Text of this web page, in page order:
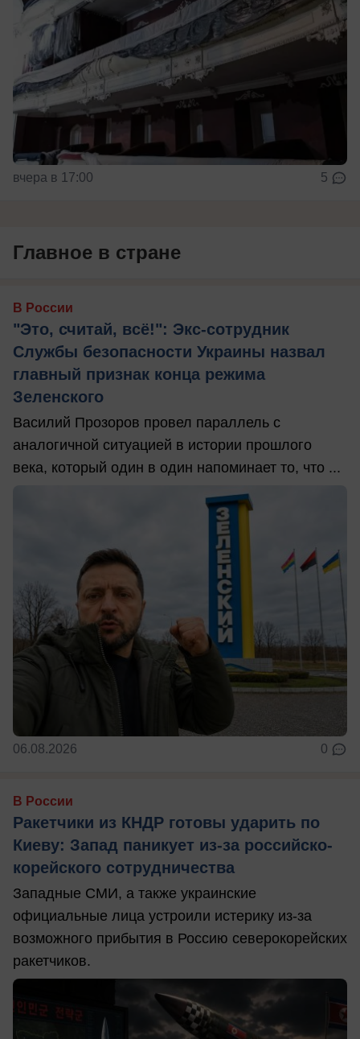
вчера в 17:00 5
Главное в стране
В России
"Это, считай, всё!": Экс-сотрудник
Службы безопасности Украины назвал
главный признак конца режима
Зеленского
Василий Прозоров провел параллель с
аналогичной ситуацией в истории прошлого
века, который один в один напоминает то, что ...
06.08.2026 0
В России
Ракетчики из КНДР готовы ударить по
Киеву: Запад паникует из-за российско-
корейского сотрудничества
Западные СМИ, а также украинские
официальные лица устроили истерику из-за
возможного прибытия в Россию северокорейских
ракетчиков.